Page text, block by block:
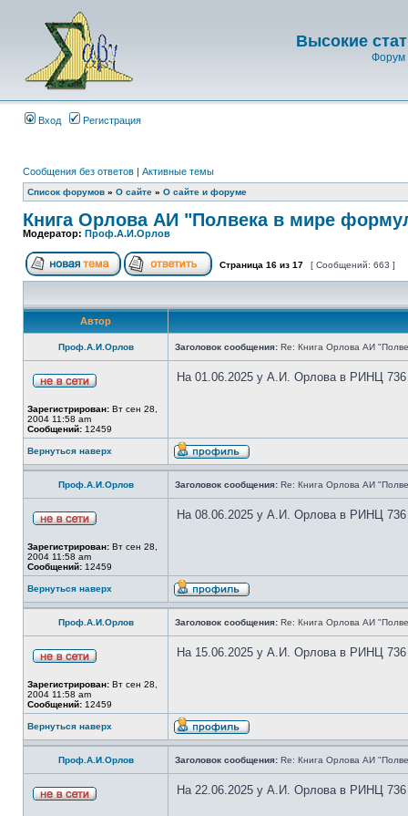
Высокие
Форум
Вход Регистрация
Сообщения без ответов | Активные темы
Список форумов » О сайте » О сайте и форуме
Книга Орлова АИ "Полвека в мире
Модератор: Проф.А.И.Орлов
Страница 16 из 17 [ Сообщений: 663 ]
Автор
Проф.А.И.Орлов Заголовок сообщения: Re: Книга Орлова АИ
Зарегистрирован: Вт сен 28,
2004 11:58 am
Сообщений: 12459
На 01.06.2025 у А.И. Орлова в РИНЦ 736
Вернуться наверх
Проф.А.И.Орлов Заголовок сообщения: Re: Книга Орлова АИ
Зарегистрирован: Вт сен 28,
2004 11:58 am
Сообщений: 12459
На 08.06.2025 у А.И. Орлова в РИНЦ 736
Вернуться наверх
Проф.А.И.Орлов Заголовок сообщения: Re: Книга Орлова АИ
Зарегистрирован: Вт сен 28,
2004 11:58 am
Сообщений: 12459
На 15.06.2025 у А.И. Орлова в РИНЦ 736
Вернуться наверх
Проф.А.И.Орлов Заголовок сообщения: Re: Книга Орлова АИ
На 22.06.2025 у А.И. Орлова в РИНЦ 736